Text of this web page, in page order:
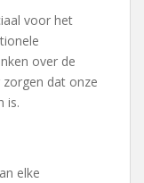
voor het
over de
dat onze
is.
elke